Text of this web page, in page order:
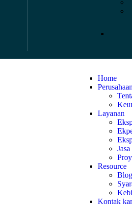
Home
Perusahaan
Layanan
Resource
Kontak